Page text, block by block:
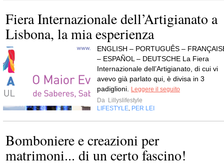
Fiera Internazionale dell’Artigianato a
Lisbona, la mia esperienza
ENGLISH – PORTUGUÊS –
– ESPAÑOL – DEUTSCHE La Fiera
Internazionale dell’Artigianato, di cui vi
avevo già parlato qui, è divisa in 3
padiglioni.
Leggere il seguito
Da Lillyslifestyle
LIFESTYLE PER LEI
Bomboniere e creazioni per
matrimoni... di un certo fascino!